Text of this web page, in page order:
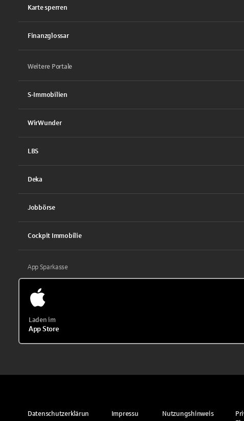
Karte sperren
Finanzglossar
Weitere Portale
S-Immobilien
WirWunder
LBS
Deka
Jobbörse
Cockpit Immobilie
App Sparkasse
Laden im
App Store
Datenschutzerklärun
Impressu
Nutzungshinweis